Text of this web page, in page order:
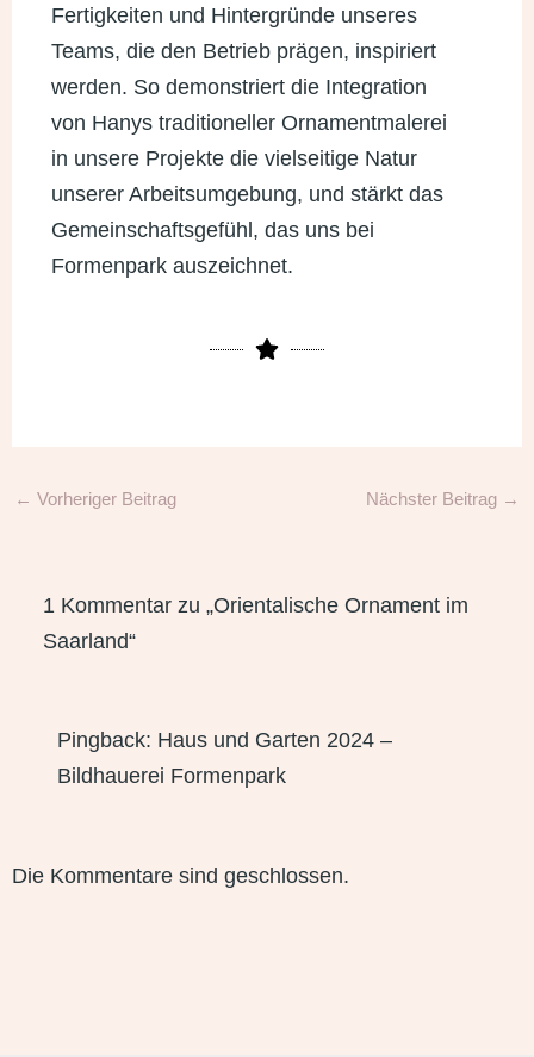
Fertigkeiten und Hintergründe unseres
Teams, die den Betrieb prägen, inspiriert
werden. So demonstriert die Integration
von Hanys traditioneller Ornamentmalerei
in unsere Projekte die vielseitige Natur
unserer Arbeitsumgebung, und stärkt das
Gemeinschaftsgefühl, das uns bei
Formenpark auszeichnet.
← Vorheriger Beitrag Nächster Beitrag →
1 Kommentar zu „Orientalische Ornament im
Saarland“
Pingback: Haus und Garten 2024 –
Bildhauerei Formenpark
Die Kommentare sind geschlossen.